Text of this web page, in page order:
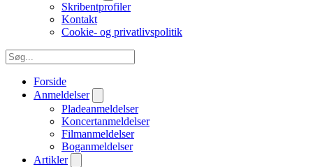
Skribentprofiler
Kontakt
Cookie- og privatlivspolitik
Forside
Anmeldelser
Pladeanmeldelser
Koncertanmeldelser
Filmanmeldelser
Boganmeldelser
Artikler